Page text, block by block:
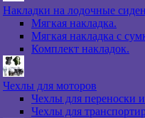
Накладки на лодочные
Мягкая накладка.
Мягкая накладка с
Комплект накладок.
Чехлы для моторов
Чехлы для переноски
Чехлы для